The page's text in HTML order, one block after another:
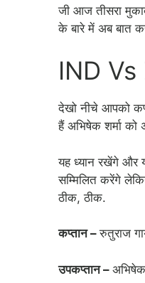
जी आज तीसरा
के बारे में अब बात
IND
देखो नीचे आपको
हैं अभिषेक शर्मा को
यह ध्यान रखेंगे और
सम्मिलित करेंगे
ठीक, ठीक.
कप्तान –रुतुराज
उपकप्तान – अभिषेक